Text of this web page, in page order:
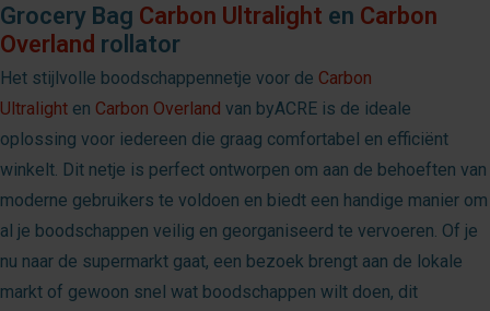
Grocery Bag Carbon Ultralight en Carbon
Overland rollator
Het stijlvolle boodschappennetje voor de Carbon
Ultralight en Carbon Overland van byACRE is de ideale
oplossing voor iedereen die graag comfortabel en efficiënt
winkelt. Dit netje is perfect ontworpen om aan de behoeften van
moderne gebruikers te voldoen en biedt een handige manier om
al je boodschappen veilig en georganiseerd te vervoeren. Of je
nu naar de supermarkt gaat, een bezoek brengt aan de lokale
markt of gewoon snel wat boodschappen wilt doen, dit